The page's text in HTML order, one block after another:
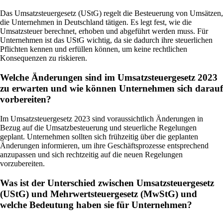
Das Umsatzsteuergesetz (UStG) regelt die Besteuerung von Umsätzen,
die Unternehmen in Deutschland tätigen. Es legt fest, wie die
Umsatzsteuer berechnet, erhoben und abgeführt werden muss. Für
Unternehmen ist das UStG wichtig, da sie dadurch ihre steuerlichen
Pflichten kennen und erfüllen können, um keine rechtlichen
Konsequenzen zu riskieren.
Welche Änderungen sind im Umsatzsteuergesetz 2023
zu erwarten und wie können Unternehmen sich darauf
vorbereiten?
Im Umsatzsteuergesetz 2023 sind voraussichtlich Änderungen in
Bezug auf die Umsatzbesteuerung und steuerliche Regelungen
geplant. Unternehmen sollten sich frühzeitig über die geplanten
Änderungen informieren, um ihre Geschäftsprozesse entsprechend
anzupassen und sich rechtzeitig auf die neuen Regelungen
vorzubereiten.
Was ist der Unterschied zwischen Umsatzsteuergesetz
(UStG) und Mehrwertsteuergesetz (MwStG) und
welche Bedeutung haben sie für Unternehmen?